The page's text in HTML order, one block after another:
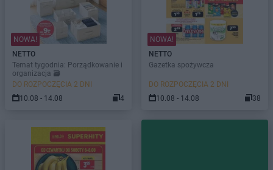
NOWA!
NETTO
Temat tygodnia: Porządkowanie i
organizacja 🗃️
DO ROZPOCZĘCIA 2 DNI
10.08 - 14.08
4
NOWA!
NETTO
Gazetka spożywcza
DO ROZPOCZĘCIA 2 DNI
10.08 - 14.08
38